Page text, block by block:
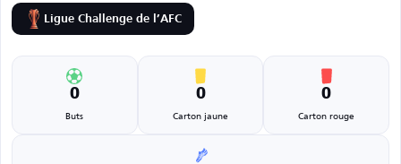
Ligue Challenge de l’AFC
0
Buts
0
Carton jaune
0
Carton rouge